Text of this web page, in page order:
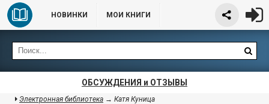
НОВИНКИ МОИ КНИГИ
ОБСУЖДЕНИЯ и ОТЗЫВЫ
Электронная библиотека → Катя Куница